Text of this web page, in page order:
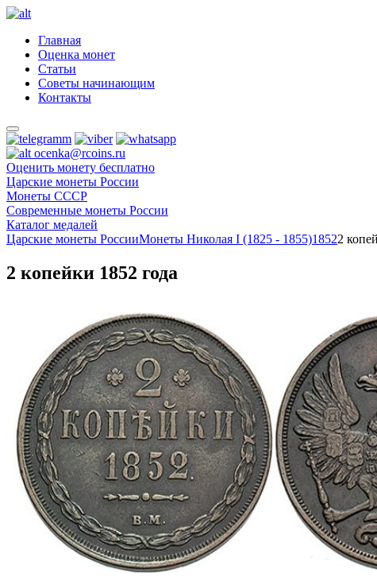
Главная
Оценка монет
Статьи
Советы начинающим
Контакты
ocenka@rcoins.ru
Оценить монету бесплатно
Царские монеты России
Монеты СССР
Современные монеты России
Каталог медалей
Царские монеты РоссииМонеты Николая I (1825 - 1855)18522
2 копейки 1852 года